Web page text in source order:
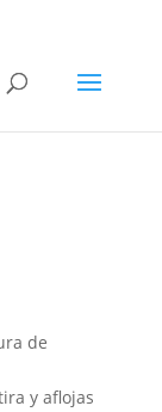
de
y aflojas